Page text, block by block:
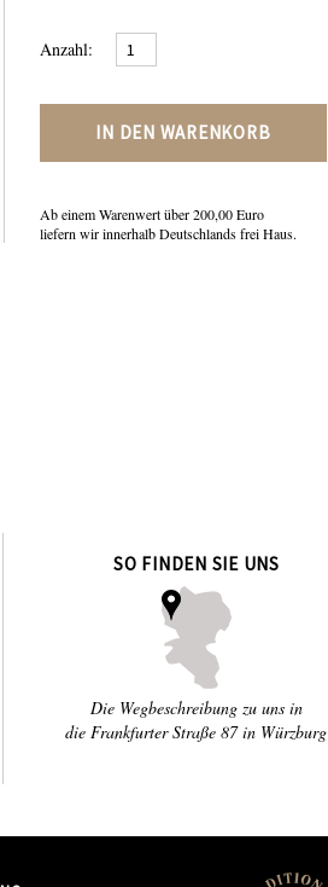
Anzahl:
IN DEN WARENKORB
Ab einem Warenwert über 200,00 Euro
liefern wir innerhalb Deutschlands frei Haus.
SO FINDEN SIE UNS
Die Wegbeschreibung zu uns in
die Frankfurter Straße 87 in Würzburg